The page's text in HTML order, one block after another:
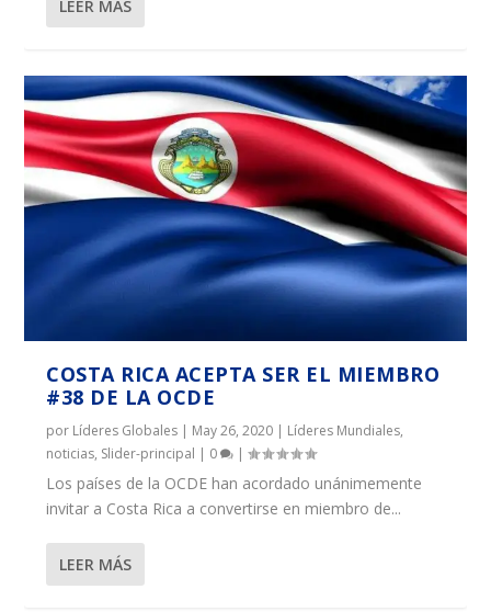
LEER MÁS
COSTA RICA ACEPTA SER EL MIEMBRO
#38 DE LA OCDE
por Líderes Globales | May 26, 2020 | Líderes Mundiales,
noticias, Slider-principal | 0 |
Los países de la OCDE han acordado unánimemente
invitar a Costa Rica a convertirse en miembro de...
LEER MÁS